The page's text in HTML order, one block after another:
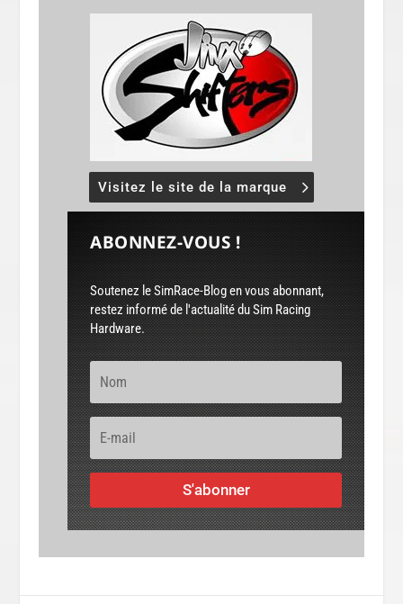
Visitez le site de la marque
ABONNEZ-VOUS !
Soutenez le SimRace-Blog en vous abonnant,
restez informé de l'actualité du Sim Racing
Hardware.
S'abonner